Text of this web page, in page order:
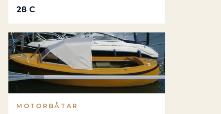
28 C
MOTORBÅTAR